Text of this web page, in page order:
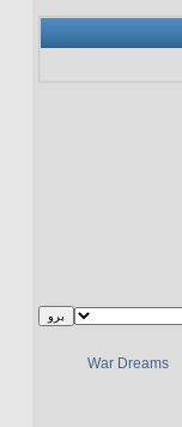
War Dreams